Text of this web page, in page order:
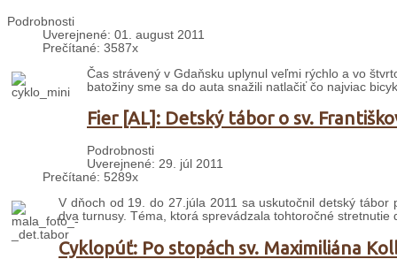
Podrobnosti
Uverejnené: 01. august 2011
Prečítané: 3587x
Čas strávený v Gdaňsku uplynul veľmi rýchlo a vo
batožiny sme sa do auta snažili natlačiť čo najviac
Fier [AL]: Detský tábor o sv.
Podrobnosti
Uverejnené: 29. júl 2011
Prečítané: 5289x
V dňoch od 19. do 27.júla 2011 sa uskutočnil detský
dva turnusy. Téma, ktorá sprevádzala tohtoročné stretnutie
Cyklopúť: Po stopách sv. Maximiliána